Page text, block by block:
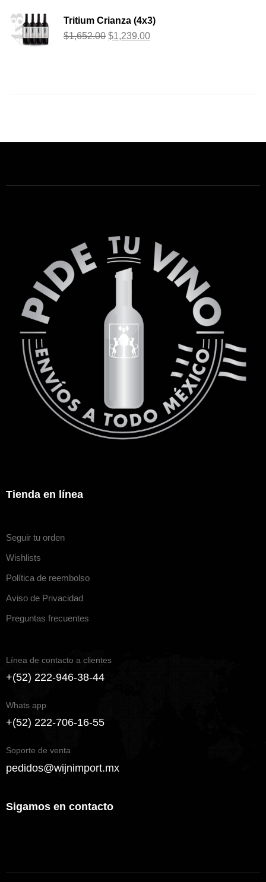
Tritium Crianza (4x3)
$1,652.00 $1,239.00
Tienda en línea
Seguir tu orden
Wishlists
Política de reembolso
Aviso de Privacidad
Preguntas frecuentes
Línea de contacto a clientes
+(52) 222-946-38-44
Whats app
+(52) 222-706-16-55
Soporte de venta
pedidos@wijnimport.mx
Sigamos en contacto